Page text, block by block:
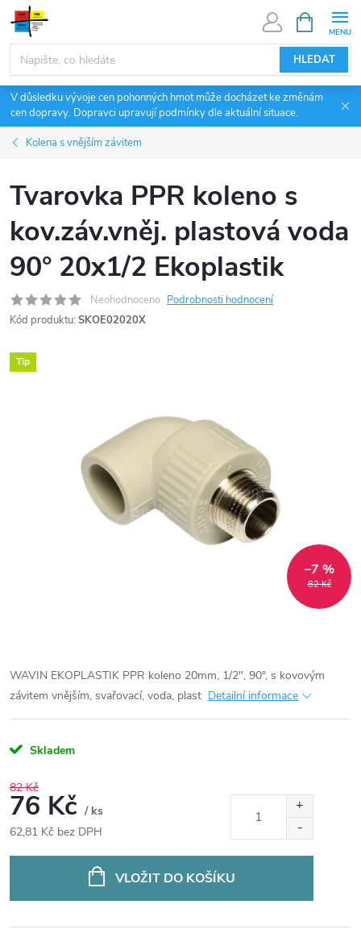
Přejít
obsah
HLEDAT
NÁKUPNÍ
KOŠÍK
V důsledku vývoje cen pohonných hmot může docházet ke změnám
cen dopravy. Dopravci upravují podmínky dle aktuální situace.
Kolena s vnějším závitem
Tvarovka PPR koleno s
kov.záv.vněj. plastová voda
90° 20x1/2 Ekoplastik
Neohodnoceno Podrobnosti hodnocení
Kód produktu: SKOE02020X
Tip
82 Kč
–7 %
WAVIN EKOPLASTIK PPR koleno 20mm, 1/2", 90°, s kovovým
závitem vnějším, svařovací, voda, plast Detailní informace
Skladem
82 Kč
76 Kč / ks
62,81 Kč bez DPH
VLOŽIT DO KOŠÍKU